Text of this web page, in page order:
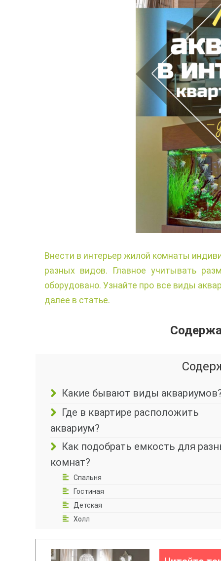
Внести в интерьер жилой комнаты
разных видов. Главное учитывать
оборудовано. Узнайте про все виды
далее в статье.
Какие бывают виды
Где в квартире расположить
аквариум?
Как подобрать емкость для
комнат?
Спальня
Гостиная
Детская
Холл